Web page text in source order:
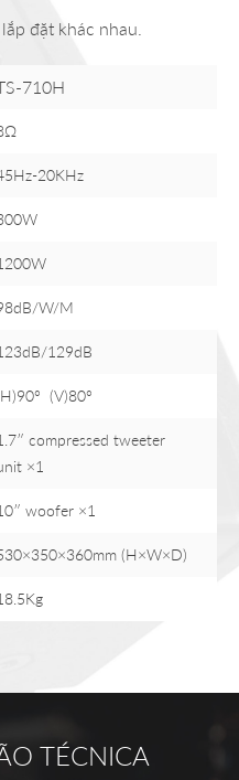
đặt khác nhau.
710H
20KHz
W/M
129dB
(V)80°
compressed tweeter
×1
woofer ×1
(H×W×D)
TÉCNICA